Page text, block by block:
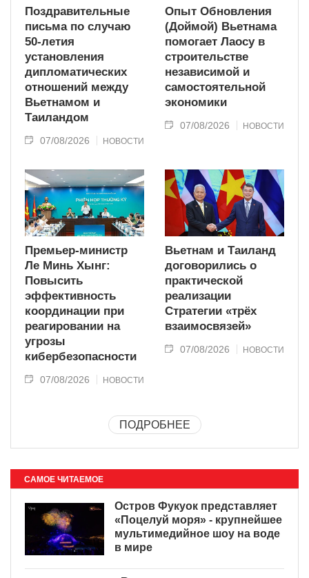
Поздравительные
письма по случаю
50-летия
установления
дипломатических
отношений между
Вьетнамом и
Таиландом
07/08/2026 НОВОСТИ
Опыт Обновления
(Доймой) Вьетнама
помогает Лаосу в
строительстве
независимой и
самостоятельной
экономики
07/08/2026 НОВОСТИ
Премьер-министр
Ле Минь Хынг:
Повысить
эффективность
координации при
реагировании на
угрозы
кибербезопасности
07/08/2026 НОВОСТИ
Вьетнам и Таиланд
договорились о
практической
реализации
Стратегии «трёх
взаимосвязей»
07/08/2026 НОВОСТИ
ПОДРОБНЕЕ
САМОЕ ЧИТАЕМОЕ
Остров Фукуок представляет
«Поцелуй моря» - крупнейшее
мультимедийное шоу на воде
в мире